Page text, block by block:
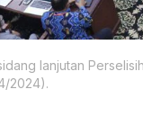
lanjutan
2024).